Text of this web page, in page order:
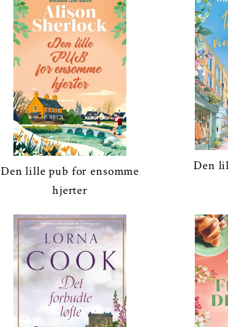
Den lille pub for ensomme
hjerter
Den